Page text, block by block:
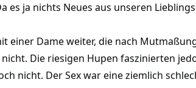
es ja nichts Neues aus unseren
einer Dame weiter, die nach
nicht. Die riesigen Hupen faszinierten
nicht. Der Sex war eine ziemlich